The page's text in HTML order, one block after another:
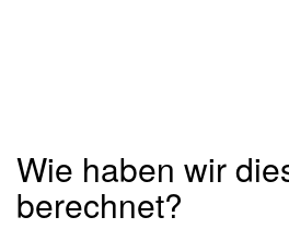
Wie haben wir
berechnet?